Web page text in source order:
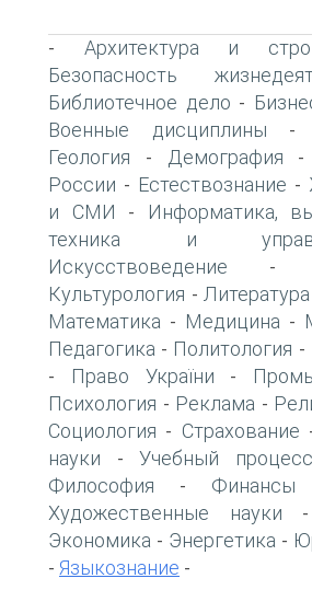
- Архитектура и
Безопасность
Библиотечное дело -
Военные дисциплины -
Геология - Демография -
России - Естествознание -
и СМИ -
Информатика,
техника и
Искусствоведение -
Культурология - Литература
Математика - Медицина -
Педагогика - Политология -
- Право України -
Психология - Реклама -
Социология - Страхование
науки - Учебный процесс
Философия - Финансы
Художественные науки
Экономика - Энергетика -
- Языкознание -